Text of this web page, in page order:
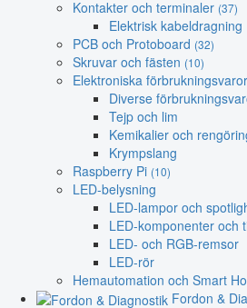
Kontakter och terminaler (37)
Elektrisk kabeldragning
PCB och Protoboard (32)
Skruvar och fästen (10)
Elektroniska förbrukningsvaror
Diverse
Tejp och lim
Kemikalier och
Krympslang
Raspberry Pi (10)
LED-belysning
LED-lampor och
LED-komponenter och
LED- och RGB-remsor
LED-rör
Hemautomation och Smart
Fordon &